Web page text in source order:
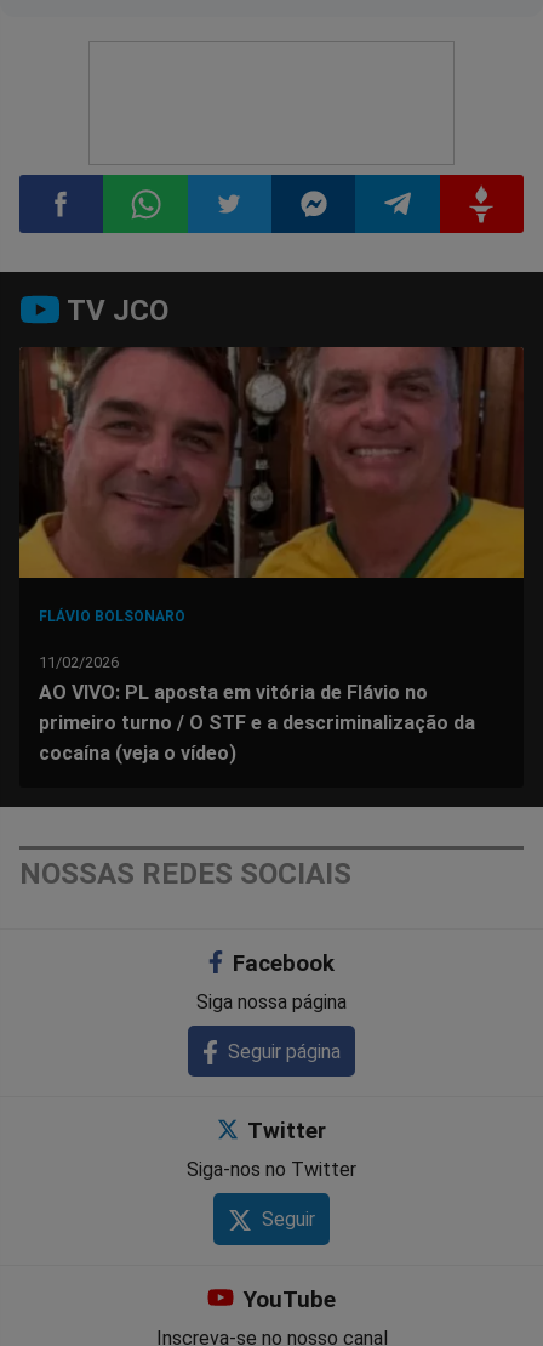
Compartilhar
no
Facebook
no
Whatsapp
no
Twitter
no
Messenger
no
Telegram
no
Gettr
TV JCO
FLÁVIO BOLSONARO
11/02/2026
AO VIVO: PL aposta em vitória de Flávio no
primeiro turno / O STF e a descriminalização da
cocaína (veja o vídeo)
NOSSAS REDES SOCIAIS
Facebook
Siga nossa página
Seguir página
Twitter
Siga-nos no Twitter
Seguir
YouTube
Inscreva-se no nosso canal